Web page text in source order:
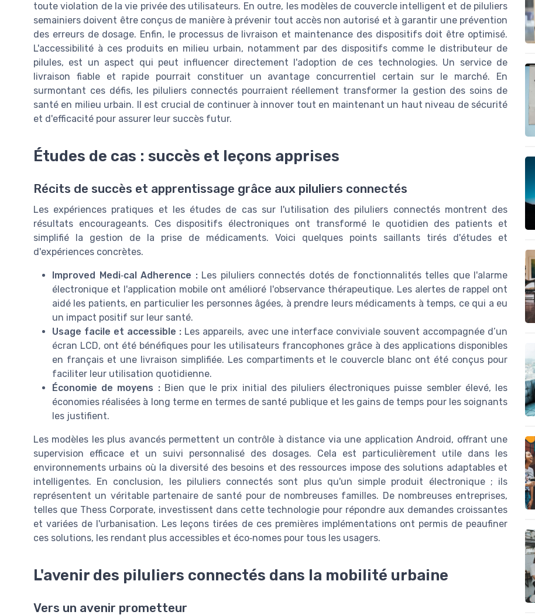
toute violation de la vie privée des utilisateurs. En outre, les modèles de couvercle intelligent et de piluliers
semainiers doivent être conçus de manière à prévenir tout accès non autorisé et à garantir une prévention
des erreurs de dosage. Enfin, le processus de livraison et maintenance des dispositifs doit être optimisé.
L'accessibilité à ces produits en milieu urbain, notamment par des dispositifs comme le distributeur de
pilules, est un aspect qui peut influencer directement l'adoption de ces technologies. Un service de
livraison fiable et rapide pourrait constituer un avantage concurrentiel certain sur le marché. En
surmontant ces défis, les piluliers connectés pourraient réellement transformer la gestion des soins de
santé en milieu urbain. Il est crucial de continuer à innover tout en maintenant un haut niveau de sécurité
et d'efficacité pour assurer leur succès futur.
Études de cas : succès et leçons apprises
Récits de succès et apprentissage grâce aux piluliers connectés
Les expériences pratiques et les études de cas sur l'utilisation des piluliers connectés montrent des
résultats encourageants. Ces dispositifs électroniques ont transformé le quotidien des patients et
simplifié la gestion de la prise de médicaments. Voici quelques points saillants tirés d'études et
d'expériences concrètes.
Improved Medi‐cal Adherence :Les piluliers connectés dotés de fonctionnalités telles que l'alarme
électronique et l'application mobile ont amélioré l'observance thérapeutique. Les alertes de rappel ont
aidé les patients, en particulier les personnes âgées, à prendre leurs médicaments à temps, ce qui a eu
un impact positif sur leur santé.
Usage facile et accessible : Les appareils, avec une interface conviviale souvent accompagnée d’un
écran LCD, ont été bénéfiques pour les utilisateurs francophones grâce à des applications disponibles
en français et une livraison simplifiée. Les compartiments et le couvercle blanc ont été conçus pour
faciliter leur utilisation quotidienne.
Économie de moyens :Bien que le prix initial des piluliers électroniques puisse sembler élevé, les
économies réalisées à long terme en termes de santé publique et les gains de temps pour les soignants
les justifient.
Les modèles les plus avancés permettent un contrôle à distance via une application Android, offrant une
supervision efficace et un suivi personnalisé des dosages. Cela est particulièrement utile dans les
environnements urbains où la diversité des besoins et des ressources impose des solutions adaptables et
intelligentes. En conclusion, les piluliers connectés sont plus qu'un simple produit électronique ; ils
représentent un véritable partenaire de santé pour de nombreuses familles. De nombreuses entreprises,
telles que Thess Corporate, investissent dans cette technologie pour répondre aux demandes croissantes
et variées de l'urbanisation. Les leçons tirées de ces premières implémentations ont permis de peaufiner
ces solutions, les rendant plus accessibles et éco‐nomes pour tous les usagers.
L'avenir des piluliers connectés dans la mobilité urbaine
Vers un avenir prometteur